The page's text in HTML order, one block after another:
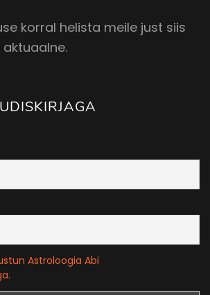
korral helista meile just siis
aktuaalne.
Astroloogia Abi